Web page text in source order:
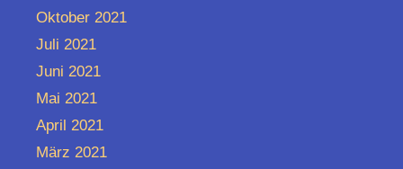
Oktober 2021
Juli 2021
Juni 2021
Mai 2021
April 2021
März 2021